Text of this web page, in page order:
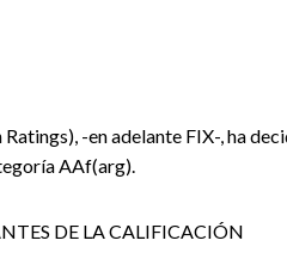
-en adelante FIX-, ha
AAf(arg).
DE LA CALIFICACIÓN